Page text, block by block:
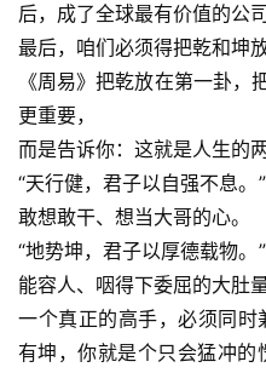
后，成了全球最有价值的公司
最后，咱们必须得把乾和坤
《周易》把乾放在第一卦，
更重要，
而是告诉你：这就是人生的两
“天行健，君子以自强不息。
敢想敢干、想当大哥的心。
“地势坤，君子以厚德载物。
能容人、咽得下委屈的大肚量
一个真正的高手，必须同
有坤，你就是个只会猛冲的